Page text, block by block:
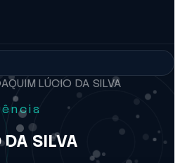
LÚCIO DA SILVA
SILVA